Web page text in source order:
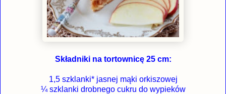
Składniki na tortownicę 25 cm:
1,5 szklanki* jasnej mąki orkiszowej
¼ szklanki drobnego cukru do wypieków